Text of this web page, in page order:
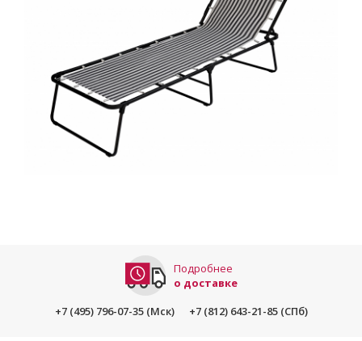
Подробнее
о доставке
+7 (495) 796-07-35 (Мск)
+7 (812) 643-21-85 (СПб)